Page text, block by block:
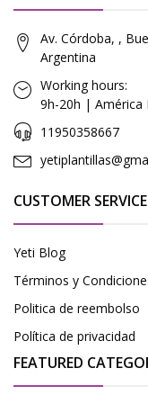
Av. Córdoba, ,
Argentina
Working hours:
9h-20h | América
11950358667
CUSTOMER SERVICE
Yeti Blog
Términos y
Politica de reembolso
Política de privacidad
FEATURED